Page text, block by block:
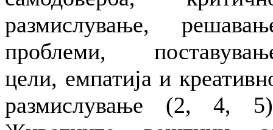
размислување,
проблеми,
цели, емпатија и
размислување (2, 4,